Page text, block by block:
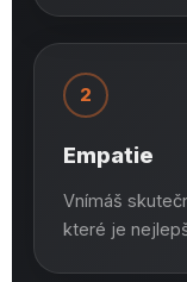
2
Empatie
Vnímáš
které je